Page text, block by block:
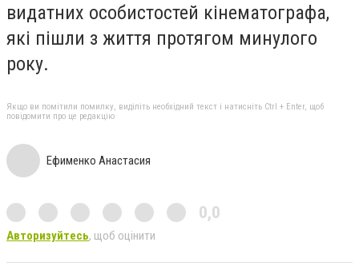
видатних особистостей кінематографа,
які пішли з життя протягом минулого
року.
Якщо ви помітили помилку, виділіть необхідний текст і натисніть Ctrl + Enter, щоб
повідомити про це редакцію
Ефименко Анастасия
0,0
Авторизуйтесь, щоб оцінити